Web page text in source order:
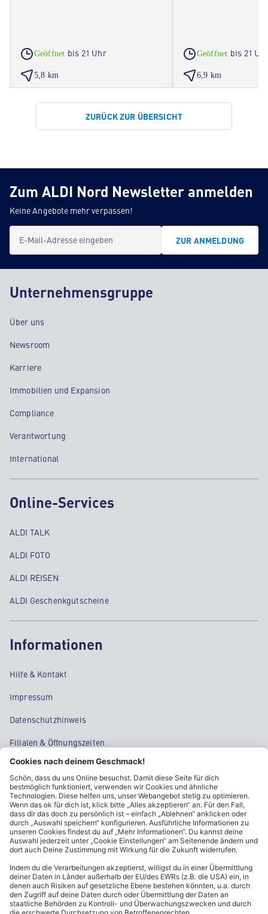
Geöffnet bis 21 Uhr
5,8 km
Geöffnet bis 21
6,9 km
ZURÜCK ZUR ÜBERSICHT
Zum ALDI Nord Newsletter anmelden
Keine Angebote mehr verpassen!
E-Mail-Adresse eingeben ZUR ANMELDUNG
Unternehmensgruppe
Über uns
Newsroom
Karriere
Immobilien und Expansion
Compliance
Verantwortung
International
Online-Services
ALDI TALK
ALDI FOTO
ALDI REISEN
ALDI Geschenkgutscheine
Informationen
Hilfe & Kontakt
Impressum
Datenschutzhinweis
Filialen & Öffnungszeiten
Kontakt
Cookie-Einstellungen
Kundeninformationen
ALDI Nord folgen